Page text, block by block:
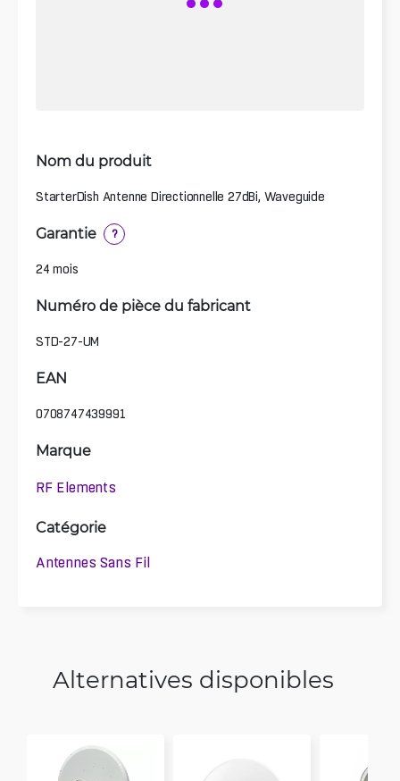
Nom du produit
StarterDish Antenne Directionnelle 27dBi, Waveguide
Garantie ?
24 mois
Numéro de pièce du fabricant
STD-27-UM
EAN
0708747439991
Marque
RF Elements
Catégorie
Antennes Sans Fil
Alternatives disponibles